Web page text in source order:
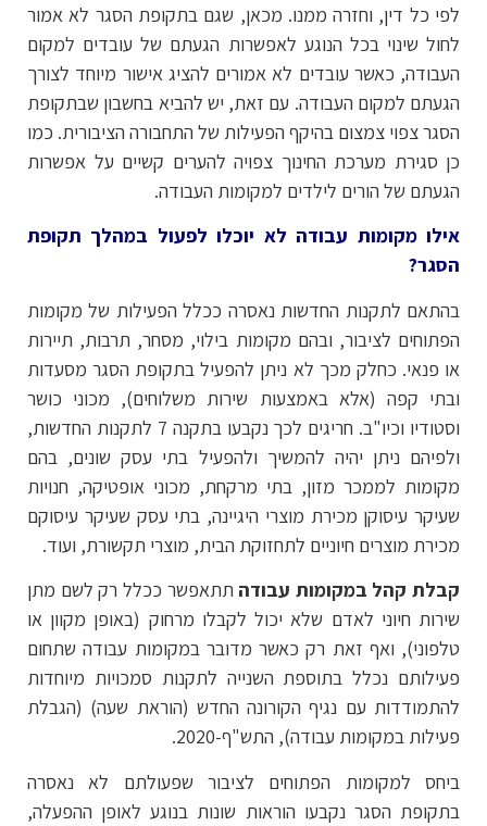
לפי כל דין, וחזרה ממנו. מכאן, שגם בתקופת הסגר לא אמור
לחול שינוי בכל הנוגע לאפשרות הגעתם של עובדים למקום
העבודה, כאשר עובדים לא אמורים להציג אישור מיוחד לצורך
הגעתם למקום העבודה. עם זאת, יש להביא בחשבון שבתקופת
הסגר צפוי צמצום בהיקף הפעילות של התחבורה הציבורית. כמו
כן סגירת מערכת החינוך צפויה להערים קשיים על אפשרות
הגעתם של הורים לילדים למקומות העבודה.
אילו מקומות עבודה לא יוכלו לפעול במהלך תקופת
הסגר?
בהתאם לתקנות החדשות נאסרה ככלל הפעילות של מקומות
הפתוחים לציבור, ובהם מקומות בילוי, מסחר, תרבות, תיירות
או פנאי. כחלק מכך לא ניתן להפעיל בתקופת הסגר מסעדות
ובתי קפה (אלא באמצעות שירות משלוחים), מכוני כושר
וסטודיו וכיו"ב. חריגים לכך נקבעו בתקנה 7 לתקנות החדשות,
ולפיהם ניתן יהיה להמשיך ולהפעיל בתי עסק שונים, בהם
מקומות לממכר מזון, בתי מרקחת, מכוני אופטיקה, חנויות
שעיקר עיסוקן מכירת מוצרי היגיינה, בתי עסק שעיקר עיסוקם
מכירת מוצרים חיוניים לתחזוקת הבית, מוצרי תקשורת, ועוד.
קבלת קהל במקומות עבודה תתאפשר ככלל רק לשם מתן
שירות חיוני לאדם שלא יכול לקבלו מרחוק (באופן מקוון או
טלפוני), ואף זאת רק כאשר מדובר במקומות עבודה שתחום
פעילותם נכלל בתוספת השנייה לתקנות סמכויות מיוחדות
להתמודדות עם נגיף הקורונה החדש (הוראת שעה) (הגבלת
פעילות במקומות עבודה), התש"ף-2020.
ביחס למקומות הפתוחים לציבור שפעולתם לא נאסרה
בתקופת הסגר נקבעו הוראות שונות בנוגע לאופן ההפעלה,